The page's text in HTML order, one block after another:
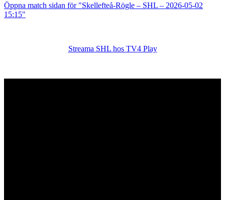
Öppna match sidan för "Skellefteå-Rögle – SHL – 2026-05-02
15:15"
Streama SHL hos TV4 Play